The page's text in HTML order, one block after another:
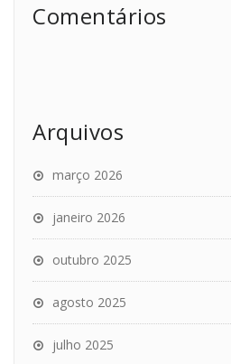
Comentários
Arquivos
março 2026
janeiro 2026
outubro 2025
agosto 2025
julho 2025